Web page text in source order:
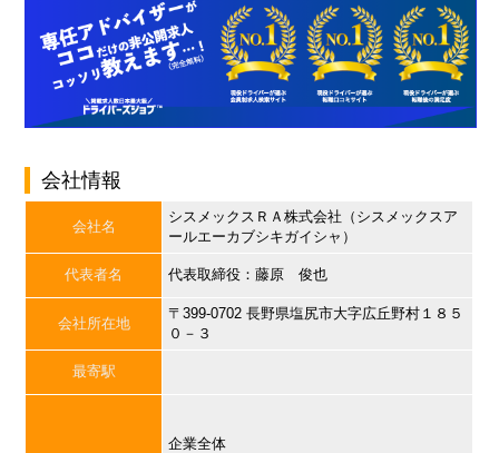
会社情報
会社名
シスメックスＲＡ株式会社（シスメックスア
ールエーカブシキガイシャ）
代表者名 代表取締役：藤原 俊也
会社所在地
〒399-0702 長野県塩尻市大字広丘野村１８５
０－３
最寄駅
企業全体